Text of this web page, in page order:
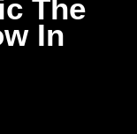
The
In